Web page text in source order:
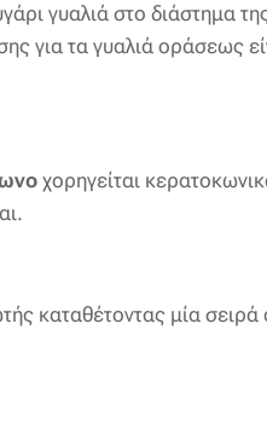
γυαλιά στο διάστημα
για τα γυαλιά οράσεως
χορηγείται
καταθέτοντας μία σειρά